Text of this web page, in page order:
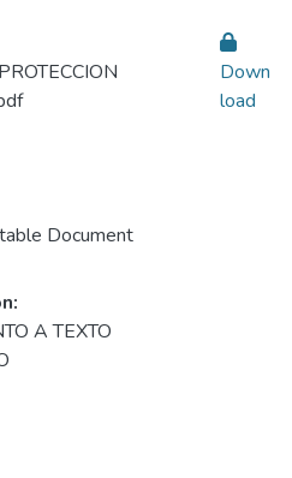
Document
A TEXTO
Down
load